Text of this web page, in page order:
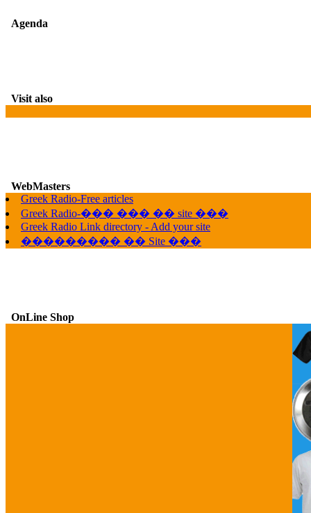
Agenda
Visit also
WebMasters
Greek Radio-Free articles
Greek Radio-��� ��� �� site ���
Greek Radio Link directory - Add your site
��������� �� Site ���
OnLine Shop